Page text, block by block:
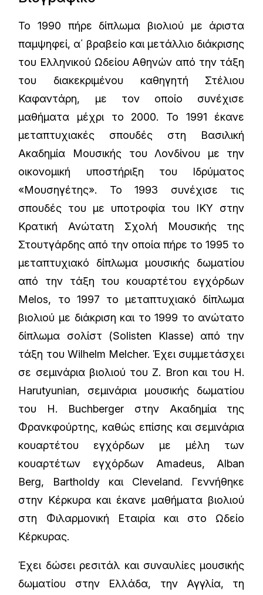
Το 1990 πήρε δίπλωμα βιολιού με άριστα
παμψηφεί, α΄ βραβείο και μετάλλιο διάκρισης
του Ελληνικού Ωδείου Αθηνών από την τάξη
του διακεκριμένου καθηγητή Στέλιου
Καφαντάρη, με τον οποίο συνέχισε
μαθήματα μέχρι το 2000. Το 1991 έκανε
μεταπτυχιακές σπουδές στη Βασιλική
Ακαδημία Μουσικής του Λονδίνου με την
οικονομική υποστήριξη του Ιδρύματος
«Μουσηγέτης». Το 1993 συνέχισε τις
σπουδές του με υποτροφία του ΙΚΥ στην
Κρατική Ανώτατη Σχολή Μουσικής της
Στουτγάρδης από την οποία πήρε το 1995 το
μεταπτυχιακό δίπλωμα μουσικής δωματίου
από την τάξη του κουαρτέτου εγχόρδων
Melos, το 1997 το μεταπτυχιακό δίπλωμα
βιολιού με διάκριση και το 1999 το ανώτατο
δίπλωμα σολίστ (Solisten Klasse) από την
τάξη του Wilhelm Melcher. Έχει συμμετάσχει
σε σεμινάρια βιολιού του Z. Bron και του H.
Harutyunian, σεμινάρια μουσικής δωματίου
του H. Buchberger στην Ακαδημία της
Φρανκφούρτης, καθώς επίσης και σεμινάρια
κουαρτέτου εγχόρδων με μέλη των
κουαρτέτων εγχόρδων Amadeus, Alban
Berg, Bartholdy και Cleveland. Γεννήθηκε
στην Κέρκυρα και έκανε μαθήματα βιολιού
στη Φιλαρμονική Εταιρία και στο Ωδείο
Κέρκυρας.
Έχει δώσει ρεσιτάλ και συναυλίες μουσικής
δωματίου στην Ελλάδα, την Αγγλία, τη